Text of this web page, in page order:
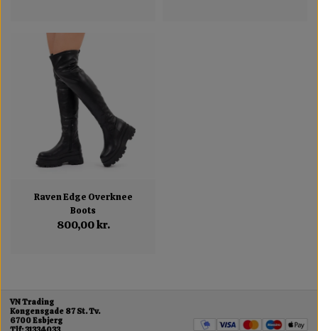
Raven Edge Overknee
Boots
800,00 kr.
VN Trading
Kongensgade 87 St. Tv.
6700 Esbjerg